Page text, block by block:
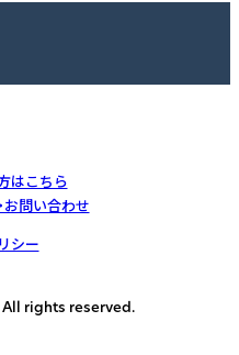
はこちら
お問い合わせ
シー
rights reserved.